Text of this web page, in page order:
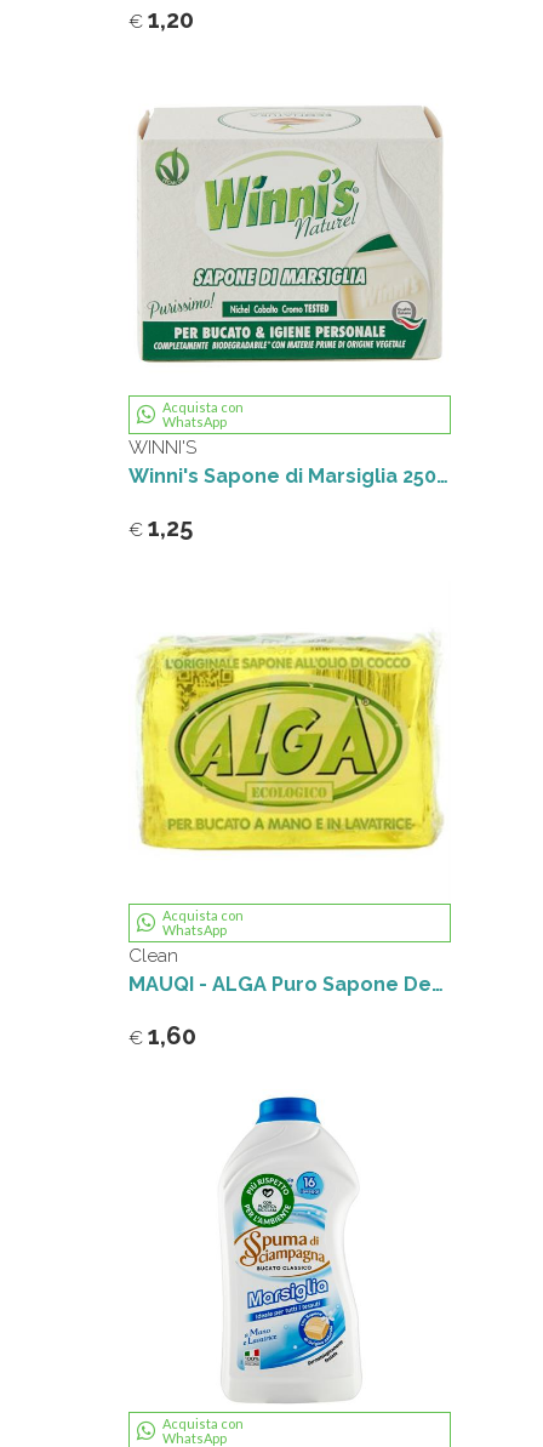
€ 1,20
Acquista con
WhatsApp
WINNI'S
Winni's Sapone di Marsiglia 250 g
€ 1,25
Acquista con
WhatsApp
Clean
MAUQI - ALGA Puro Sapone Detersivo 100% Ecologico e Biodegradabile per bucato a mano e in lavatrice - 1 pezzo da 400gr
€ 1,60
Acquista con
WhatsApp